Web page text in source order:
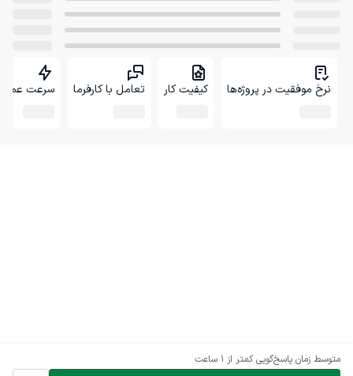
متوسط زمان پاسخ‌گویی کمتر از 1 ساعت
نرخ موفقیت در پروژه‌ها کیفیت کار تعامل با کارفرما سرعت عمل